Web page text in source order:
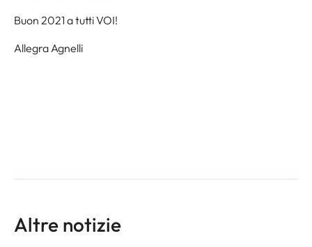
Buon 2021 a tutti VOI!
Allegra Agnelli
Altre notizie